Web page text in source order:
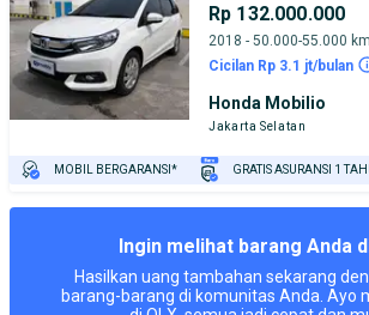
Rp 132.000.000
2018 - 50.000-55.000 km
Cicilan Rp 3.1 jt/bulan
Honda Mobilio
Jakarta Selatan
MOBIL BERGARANSI* GRATIS ASURANSI 1
Ingin melihat barang Anda
Hasilkan uang tambahan sekarang
barang-barang di komunitas Anda. Ayo